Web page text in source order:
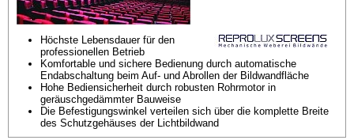
Höchste Lebensdauer für den
professionellen Betrieb
Komfortable und sichere Bedienung durch automatische
Endabschaltung beim Auf- und Abrollen der Bildwandfläche
Hohe Bediensicherheit durch robusten Rohrmotor in
geräuschgedämmter Bauweise
Die Befestigungswinkel verteilen sich über die komplette Breite
des Schutzgehäuses der Lichtbildwand